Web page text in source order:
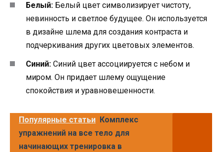
Белый: Белый цвет символизирует чистоту,
невинность и светлое будущее. Он используется
в дизайне шлема для создания контраста и
подчеркивания других цветовых элементов.
Синий: Синий цвет ассоциируется с небом и
миром. Он придает шлему ощущение
спокойствия и уравновешенности.
Популярные статьи Комплекс
упражнений на все тело для
начинающих тренировка в